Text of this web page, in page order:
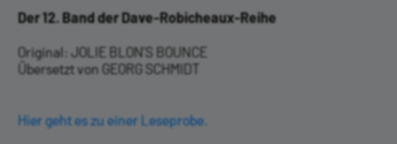
Der 12. Band der Dave-Robicheaux-Reihe
Original: JOLIE BLON’S BOUNCE
Übersetzt von GEORG SCHMIDT
Hier geht es zu einer Leseprobe.